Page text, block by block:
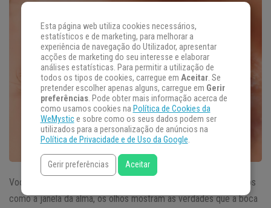
Você já ouviu falar que os olhos não mentem jamais? Conhecidos
como a janela da alma, os olhos mostram as verdades que a boca
Esta página web utiliza cookies necessários,
estatísticos e de marketing, para melhorar a
experiência de navegação do Utilizador, apresentar
acções de marketing do seu interesse e elaborar
análises estatísticas. Para permitir a utilização de
todos os tipos de cookies, carregue em Aceitar. Se
pretender escolher apenas alguns, carregue em Gerir
preferências. Pode obter mais informação acerca de
como usamos cookies na Política de Cookies da
WeMystice sobre como os seus dados podem ser
utilizados para a personalização de anúncios na
Política de Privacidade e de Uso da Google.
Gerir preferências Aceitar